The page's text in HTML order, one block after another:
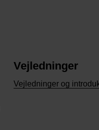
Vejledninger
Vejledninger og